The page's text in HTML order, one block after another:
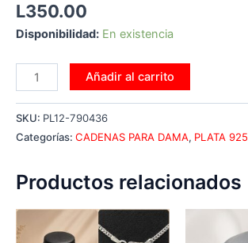
L350.00
Disponibilidad: En existencia
Añadir al carrito
SKU: PL12-790436
Categorías: CADENAS PARA DAMA, PLATA 925
Productos relacionados